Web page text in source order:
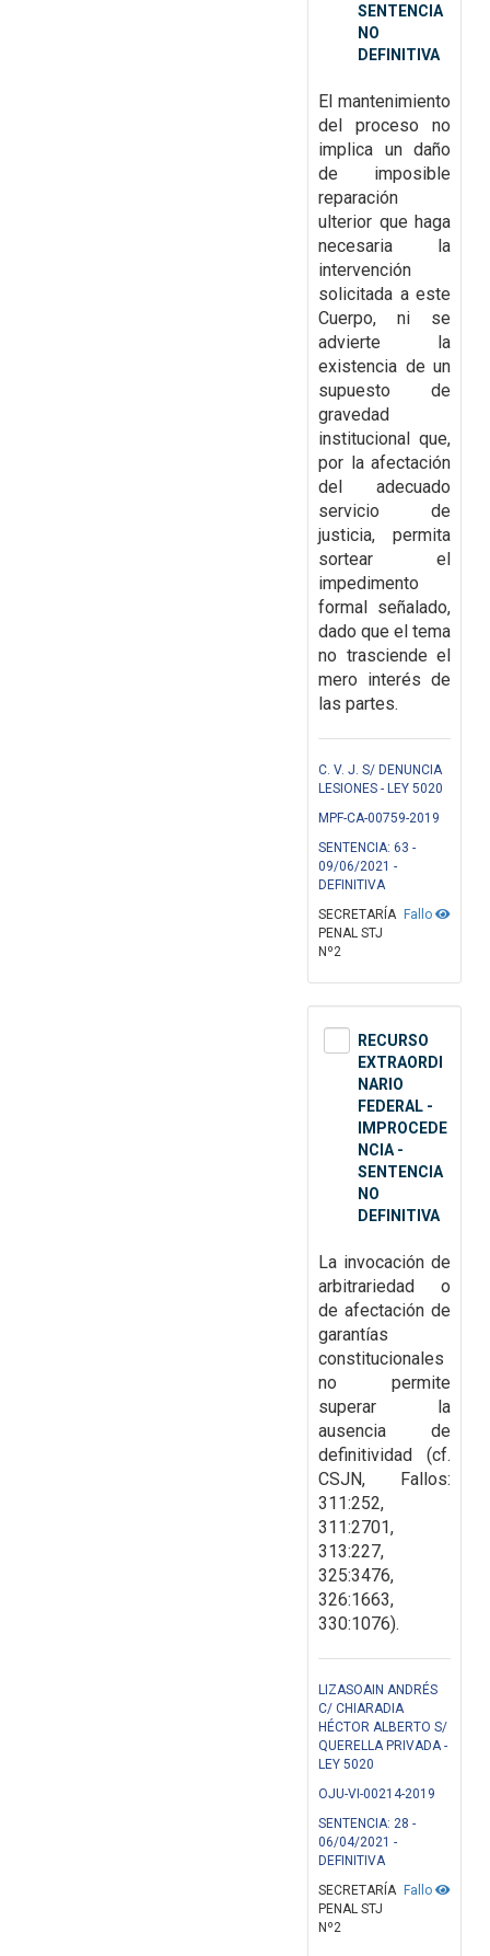
SENTENCIA
NO
DEFINITIVA
El mantenimiento
del proceso no
implica un daño
de imposible
reparación
ulterior que haga
necesaria la
intervención
solicitada a este
Cuerpo, ni se
advierte la
existencia de un
supuesto de
gravedad
institucional que,
por la afectación
del adecuado
servicio de
justicia, permita
sortear el
impedimento
formal señalado,
dado que el tema
no trasciende el
mero interés de
las partes.
C. V. J. S/ DENUNCIA
LESIONES - LEY 5020
MPF-CA-00759-2019
SENTENCIA: 63 -
09/06/2021 -
DEFINITIVA
Fallo
SECRETARÍA
PENAL STJ
Nº2
RECURSO
EXTRAORDI
NARIO
FEDERAL -
IMPROCEDE
NCIA -
SENTENCIA
NO
DEFINITIVA
La invocación de
arbitrariedad o
de afectación de
garantías
constitucionales
no permite
superar la
ausencia de
definitividad (cf.
CSJN, Fallos:
311:252,
311:2701,
313:227,
325:3476,
326:1663,
330:1076).
LIZASOAIN ANDRÉS
C/ CHIARADIA
HÉCTOR ALBERTO S/
QUERELLA PRIVADA -
LEY 5020
OJU-VI-00214-2019
SENTENCIA: 28 -
06/04/2021 -
DEFINITIVA
Fallo
SECRETARÍA
PENAL STJ
Nº2